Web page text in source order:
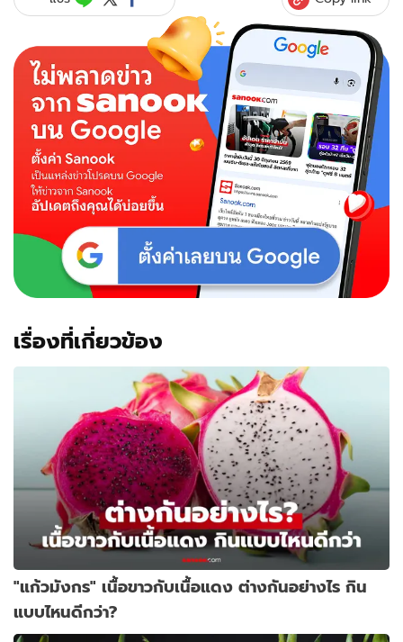
เรื่องที่เกี่ยวข้อง
"แก้วมังกร" เนื้อขาวกับเนื้อแดง ต่างกันอย่างไร กิน
แบบไหนดีกว่า?